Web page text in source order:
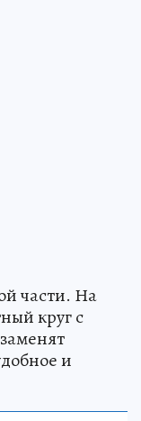
части. На
круг с
и